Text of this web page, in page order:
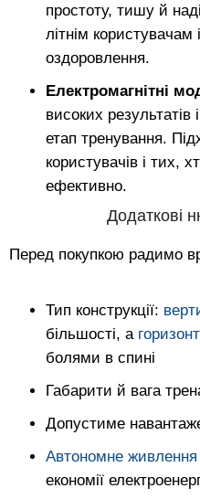
простоту, тишу й
літнім
оздоровлення.
Електромагнітні
високих
етап тренування.
користувачів і тих,
ефективно.
Додаткові
Перед покупкою радимо
Тип конструкції:
більшості, а
болями в спині
Габарити й вага
Допустиме
Автономне живлення
економії